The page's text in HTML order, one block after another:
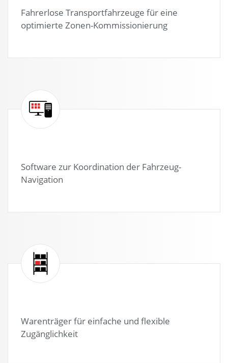
Fahrerlose Transportfahrzeuge für eine
optimierte Zonen-Kommissionierung
Software zur Koordination der Fahrzeug-
Navigation
Warenträger für einfache und flexible
Zugänglichkeit